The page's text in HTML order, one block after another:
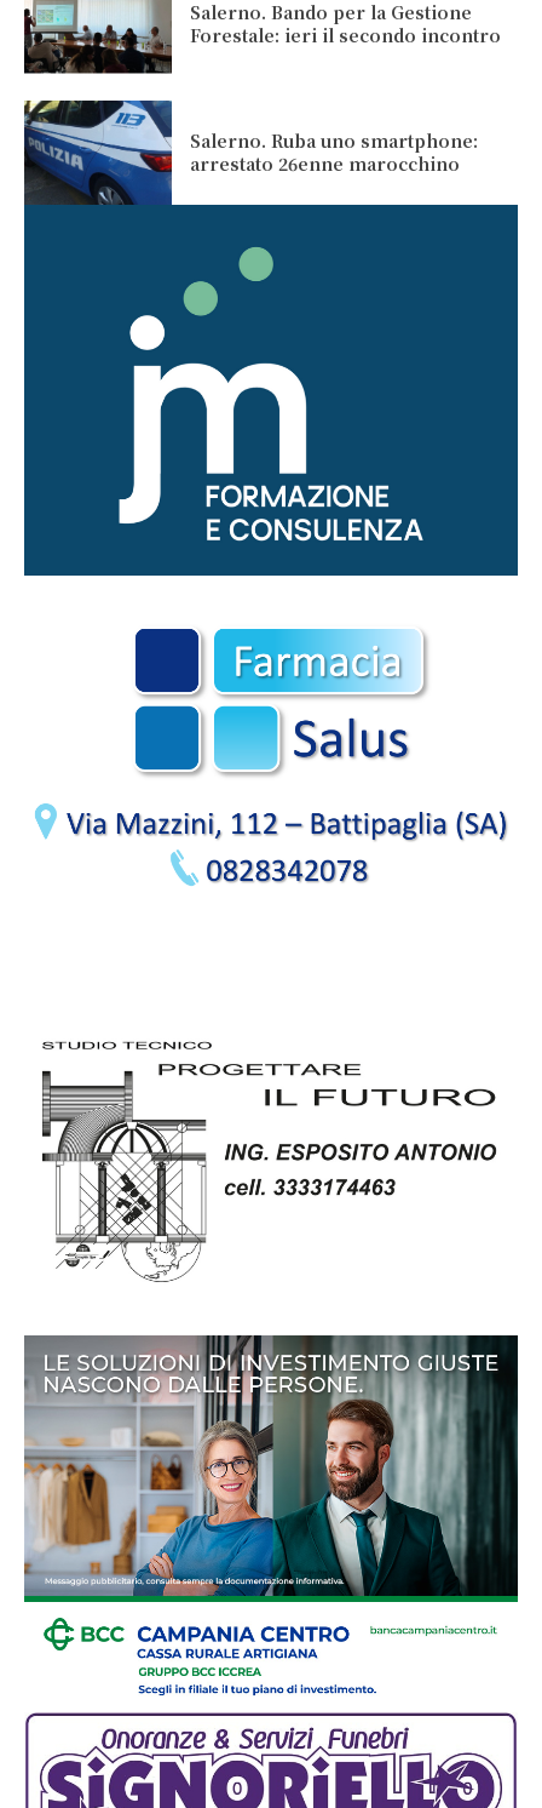
Salerno. Bando per la Gestione
Forestale: ieri il secondo incontro
Salerno. Ruba uno smartphone:
arrestato 26enne marocchino